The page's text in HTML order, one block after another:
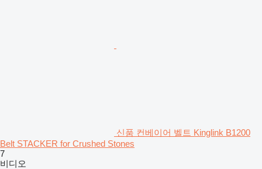
신품 컨베이어 벨트 Kinglink B1200
Belt STACKER for Crushed Stones
7
비디오